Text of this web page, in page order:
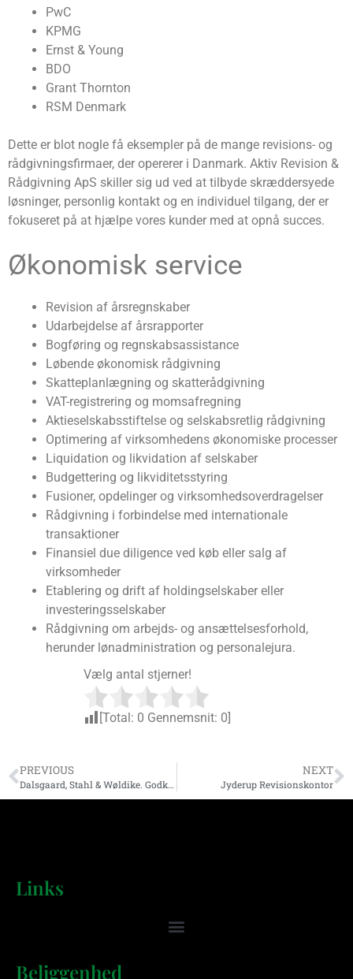
PwC
KPMG
Ernst & Young
BDO
Grant Thornton
RSM Denmark
Dette er blot nogle få eksempler på de mange revisions- og
rådgivningsfirmaer, der opererer i Danmark. Aktiv Revision &
Rådgivning ApS skiller sig ud ved at tilbyde skræddersyede
løsninger, personlig kontakt og en individuel tilgang, der er
fokuseret på at hjælpe vores kunder med at opnå succes.
Økonomisk service
Revision af årsregnskaber
Udarbejdelse af årsrapporter
Bogføring og regnskabsassistance
Løbende økonomisk rådgivning
Skatteplanlægning og skatterådgivning
VAT-registrering og momsafregning
Aktieselskabsstiftelse og selskabsretlig rådgivning
Optimering af virksomhedens økonomiske processer
Liquidation og likvidation af selskaber
Budgettering og likviditetsstyring
Fusioner, opdelinger og virksomhedsoverdragelser
Rådgivning i forbindelse med internationale
transaktioner
Finansiel due diligence ved køb eller salg af
virksomheder
Etablering og drift af holdingselskaber eller
investeringsselskaber
Rådgivning om arbejds- og ansættelsesforhold,
herunder lønadministration og personalejura.
Vælg antal stjerner!
[Total: 0 Gennemsnit: 0
PREVIOUS
Dalsgaard, Stahl & Wøldike. Godkendt Revision
NEXT
Jyderup Revisionskontor
Links
Beliggenhed